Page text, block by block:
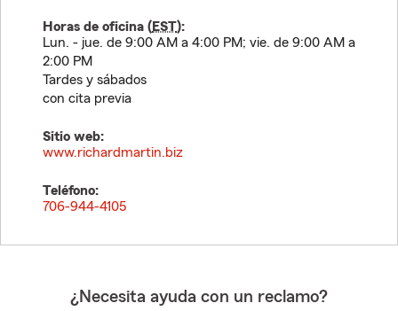
Horas de oficina (EST):
Lun. - jue. de 9:00 AM a 4:00 PM; vie. de 9:00 AM a
2:00 PM
Tardes y sábados
con cita previa
Sitio web:
www.richardmartin.biz
Teléfono:
706-944-4105
¿Necesita ayuda con un reclamo?